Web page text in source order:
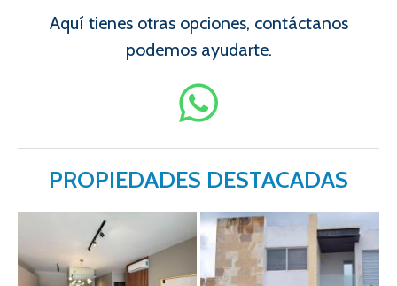
Aquí tienes otras opciones, contáctanos
podemos ayudarte.
PROPIEDADES DESTACADAS